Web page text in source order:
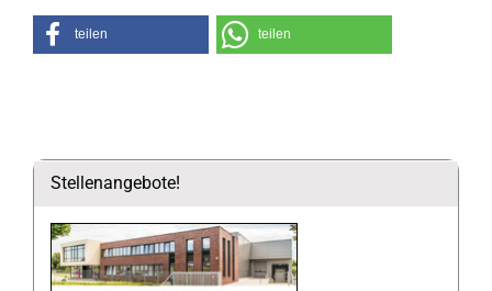
teilen teilen
Stellenangebote!